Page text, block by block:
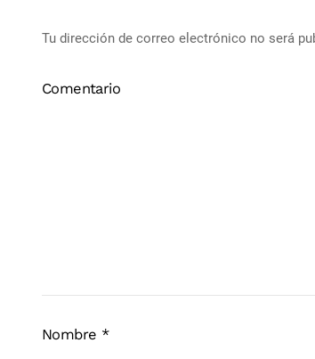
Tu dirección de correo electrónico no será
Comentario
Nombre *